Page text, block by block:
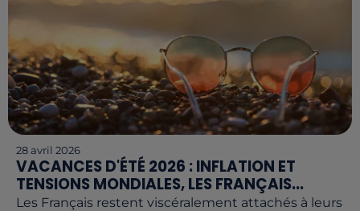
28 avril 2026
VACANCES D'ÉTÉ 2026 : INFLATION ET
TENSIONS MONDIALES, LES FRANÇAIS...
Les Français restent viscéralement attachés à leurs